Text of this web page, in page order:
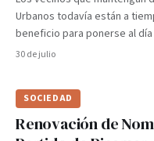
Urbanos todavía están a
beneficio para ponerse al día
30 de julio
SOCIEDAD
Renovación de